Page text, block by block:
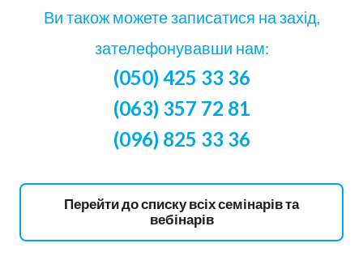
Ви також можете записатися на захід,
зателефонувавши нам:
(050) 425 33 36
(063) 357 72 81
(096) 825 33 36
Перейти до списку всіх семінарів та
вебінарів